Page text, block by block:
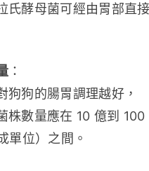
氏酵母菌可經由胃部直
：
狗狗的腸胃調理越好，
株數量應在 10 億到 100
單位）之間。